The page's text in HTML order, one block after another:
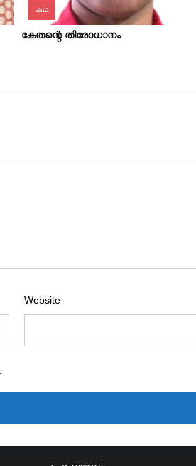
കഥ
കേതന്റെ തിരോധാനം
Website